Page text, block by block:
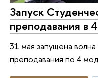
Запуск
преподавания в
31 мая запущена
преподавания по 4